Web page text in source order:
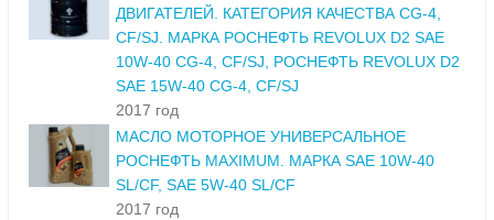
ДВИГАТЕЛЕЙ. КАТЕГОРИЯ КАЧЕСТВА CG-4,
CF/SJ. МАРКА РОСНЕФТЬ REVOLUX D2 SAE
10W-40 CG-4, CF/SJ, РОСНЕФТЬ REVOLUX D2
SAE 15W-40 CG-4, CF/SJ
2017 год
МАСЛО МОТОРНОЕ УНИВЕРСАЛЬНОЕ
РОСНЕФТЬ MAXIMUM. МАРКА SAE 10W-40
SL/CF, SAE 5W-40 SL/CF
2017 год